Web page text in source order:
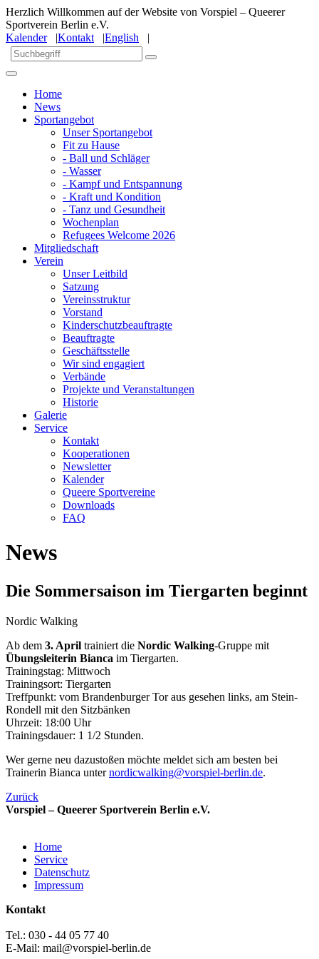
Herzlich Willkommen auf der Website von Vorspiel – Queerer
Sportverein Berlin e.V.
Kalender|Kontakt |English |
Home
News
Sportangebot
Unser Sportangebot
Fit zu Hause
- Ball und Schläger
- Wasser
- Kampf und Entspannung
- Kraft und Kondition
- Tanz und Gesundheit
Wochenplan
Refugees Welcome 2026
Mitgliedschaft
Verein
Unser Leitbild
Satzung
Vereinsstruktur
Vorstand
Kinderschutzbeauftragte
Beauftragte
Geschäftsstelle
Wir sind engagiert
Verbände
Projekte und Veranstaltungen
Historie
Galerie
Service
Kontakt
Kooperationen
Newsletter
Kalender
Queere Sportvereine
Downloads
FAQ
News
Die Sommersaison im Tiergarten beginnt
Nordic Walking
Ab dem 3. April trainiert die Nordic Walking-Gruppe mit
Übungsleiterin Bianca im Tiergarten.
Trainingstag: Mittwoch
Trainingsort: Tiergarten
Treffpunkt: vom Brandenburger Tor aus gesehen links, am Stein-
Rondell mit den Sitzbänken
Uhrzeit: 18:00 Uhr
Trainingsdauer: 1 1/2 Stunden.
Wer gerne neu dazustoßen möchte meldet sich am besten bei
Trainerin Bianca unternordicwalking@vorspiel-berlin.de.
Zurück
Vorspiel – Queerer Sportverein Berlin e.V.
Home
Service
Datenschutz
Impressum
Kontakt
Tel.: 030 - 44 05 77 40
E-Mail: mail@vorspiel-berlin.de